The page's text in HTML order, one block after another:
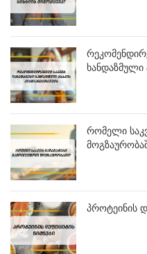
ხანდაზმული
რომელი
პროტეინის